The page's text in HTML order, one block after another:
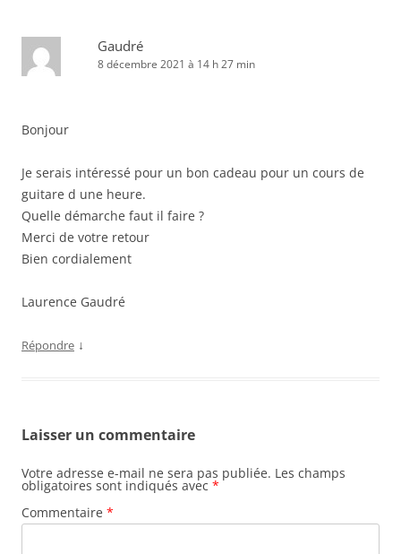
Gaudré
8 décembre 2021 à 14 h 27 min
Bonjour
Je serais intéressé pour un bon cadeau pour un cours de
guitare d une heure.
Quelle démarche faut il faire ?
Merci de votre retour
Bien cordialement
Laurence Gaudré
Répondre ↓
Laisser un commentaire
Votre adresse e-mail ne sera pas publiée. Les champs
obligatoires sont indiqués avec *
Commentaire *